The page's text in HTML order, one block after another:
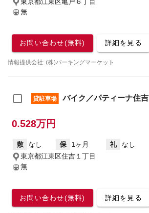
無
お問い合わせ(無料) 詳細を見る
情報提供会社: (株)パーキングマーケット
貸駐車場 バイク／パティーナ住吉
0.528万円
敷 なし 保 1ヶ月 礼
なし
東京都江東区住吉１丁目
無
お問い合わせ(無料) 詳細を見る